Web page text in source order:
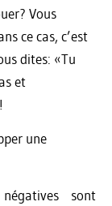
Vous
ce cas, c’est
dites: «Tu
et
une
sont